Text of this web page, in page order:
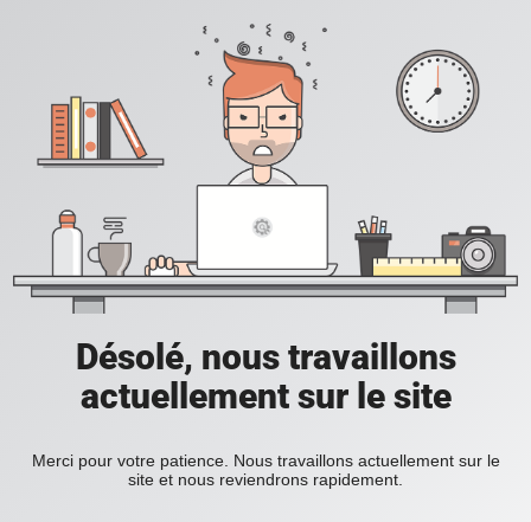
Désolé, nous travaillons
actuellement sur le site
Merci pour votre patience. Nous travaillons actuellement sur le
site et nous reviendrons rapidement.